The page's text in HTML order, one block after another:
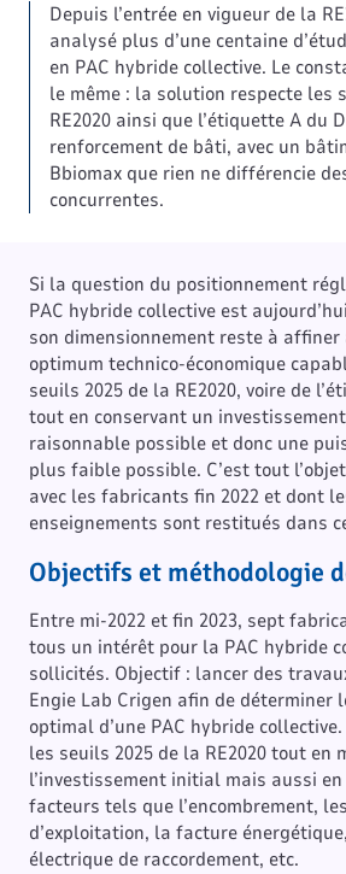
Depuis l’entrée en vigueur de la
analysé plus d’une centaine
en PAC hybride collective. Le
le même : la solution respecte les
RE2020 ainsi que l’étiquette A du
renforcement de bâti, avec un
Bbiomax que rien ne différencie
concurrentes.
Si la question du positionnement
PAC hybride collective est
son dimensionnement reste à affiner
optimum technico-économique
seuils 2025 de la RE2020, voire de
tout en conservant un
raisonnable possible et donc une
plus faible possible. C’est tout
avec les fabricants fin 2022 et dont
enseignements sont restitués dans
Objectifs et méthodologie
Entre mi-2022 et fin 2023, sept
tous un intérêt pour la PAC hybride
sollicités. Objectif : lancer des
Engie Lab Crigen afin de déterminer
optimal d’une PAC hybride
les seuils 2025 de la RE2020 tout en
l’investissement initial mais aussi
facteurs tels que l’encombrement,
d’exploitation, la facture
électrique de raccordement, etc.